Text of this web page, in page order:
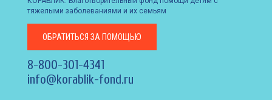
тяжелыми заболеваниями и их семьям
ОБРАТИТЬСЯ ЗА ПОМОЩЬЮ
8-800-301-4341
info@korablik-fond.ru